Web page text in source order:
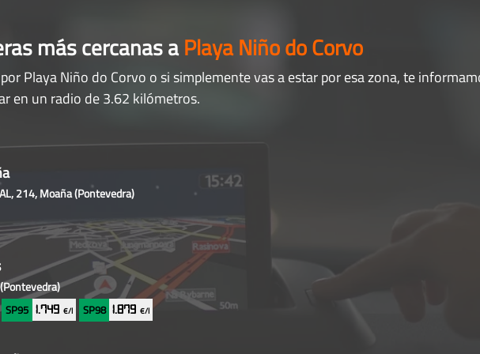
más cercanas aPlaya Niño do Corvo
Playa Niño do Corvo o si simplemente vas a estar por esa zona, te
en un radio de 3.62 kilómetros.
214, Moaña(Pontevedra)
(Pontevedra)
SP95 1.749 €/l SP98 1.879€/l